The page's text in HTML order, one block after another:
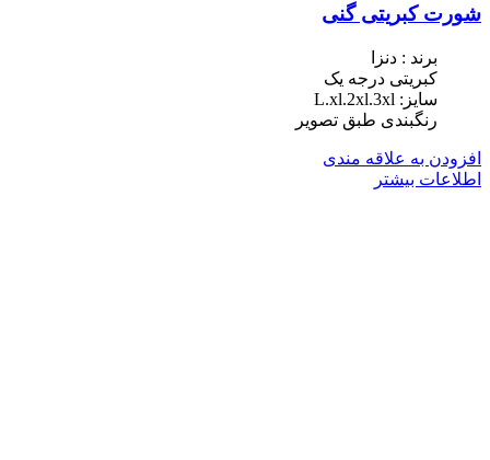
شورت کبریتی گنی
برند : دنزا
کبریتی درجه یک
سایز: L.xl.2xl.3xl
رنگبندی طبق تصویر
افزودن به علاقه مندی
اطلاعات بیشتر